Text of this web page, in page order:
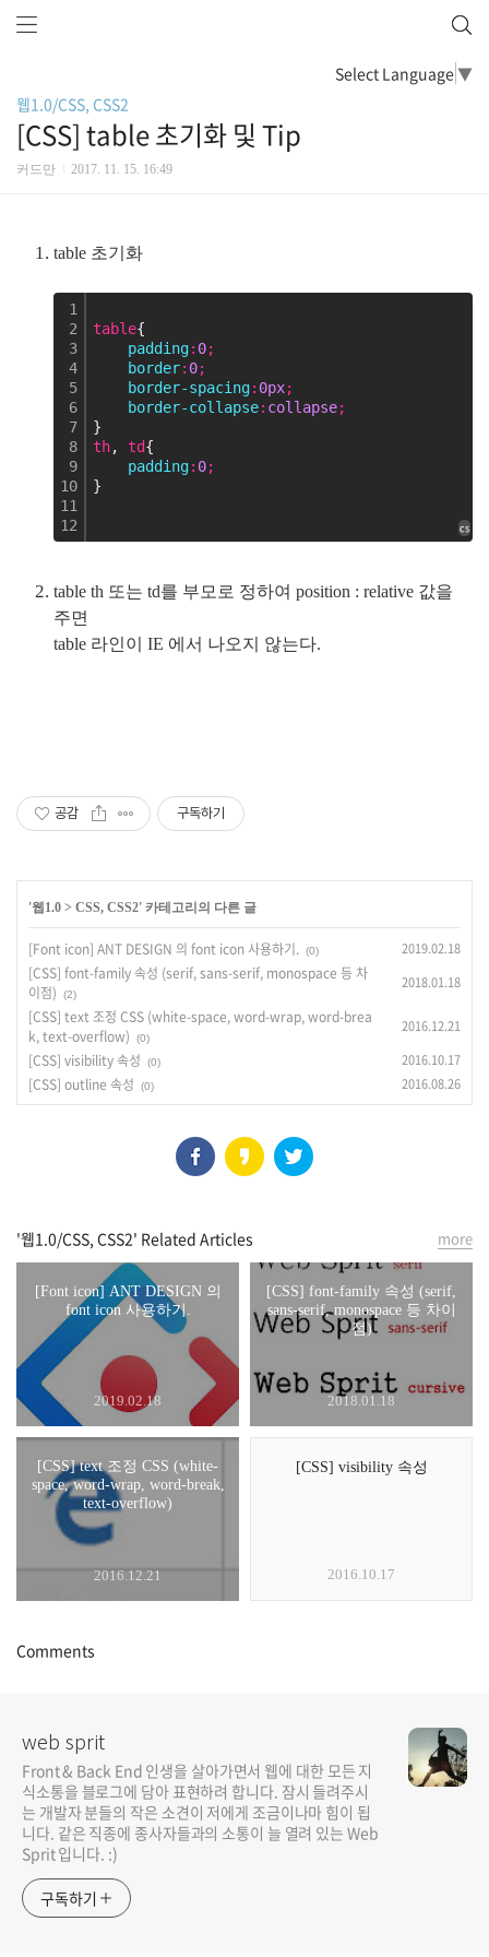
웹1.0/CSS, CSS2
[CSS] table 초기화 및 Tip
커드만 2017. 11. 15. 16:49
table 초기화
1
2
3
4
5
6
7
8
9
10
11
12
table{
padding: 0;
border: 0;
border-spacing: 0px;
border-collapse: collapse;
}
th, td{
padding: 0;
}
cs
table th 또는 td를 부모로 정하여 position : relative 값을
주면
table 라인이 IE 에서 나오지 않는다.
공감 구독하기
'웹1.0 > CSS, CSS2' 카테고리의 다른 글
[Font icon] ANT DESIGN 의 font icon 사용하기. (0) 2019.02.18
[CSS] font-family 속성 (serif, sans-serif, monospace 등 차
이점)
(2)
2018.01.18
[CSS] text 조정 CSS (white-space, word-wrap, word-brea
k, text-overflow)
(0)
2016.12.21
[CSS] visibility 속성 (0) 2016.10.17
[CSS] outline 속성 (0) 2016.08.26
'웹1.0/CSS, CSS2' Related Articles
[Font icon] ANT DESIGN 의
font icon 사용하기.
2019.02.18
[CSS] font-family 속성 (serif,
sans-serif, monospace 등 차이
점)
2018.01.18
[CSS] text 조정 CSS (white-
space, word-wrap, word-break,
text-overflow)
2016.12.21
[CSS] visibility 속성
2016.10.17
more
Comments
web sprit
Front & Back End 인생을 살아가면서 웹에 대한 모든 지
식소통을 블로그에 담아 표현하려 합니다. 잠시 들려주시
는 개발자 분들의 작은 소견이 저에게 조금이나마 힘이 됩
니다. 같은 직종에 종사자들과의 소통이 늘 열려 있는 Web
Sprit 입니다. :)
구독하기
Select Language▼